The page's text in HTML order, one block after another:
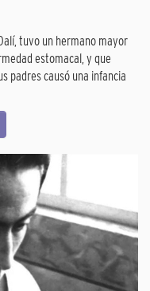
tuvo un hermano mayor
estomacal, y que
padres causó una infancia